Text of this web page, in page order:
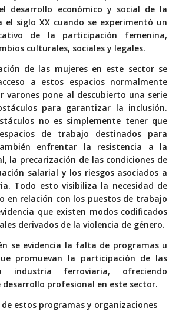
desarrollo económico y social de la
el siglo XX cuando se experimentó un
de la participación femenina,
culturales, sociales y legales.
de las mujeres en este sector se
a estos espacios normalmente
varones pone al descubierto una serie
para garantizar la inclusión.
no es simplemente tener que
de trabajo destinados para
enfrentar la resistencia a la
la precarización de las condiciones de
salarial y los riesgos asociados a
Todo esto visibiliza la necesidad de
en relación con los puestos de trabajo
que existen modos codificados
derivados de la violencia de género.
se evidencia la falta de programas u
promuevan la participación de las
ferroviaria, ofreciendo
profesional en este sector.
estos programas y organizaciones